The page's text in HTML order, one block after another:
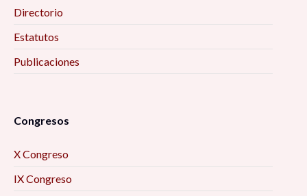
Directorio
Estatutos
Publicaciones
Congresos
X Congreso
IX Congreso